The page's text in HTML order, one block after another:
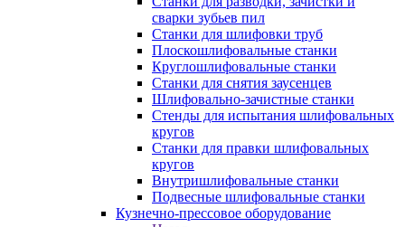
сварки зубьев пил
Станки для шлифовки труб
Плоскошлифовальные станки
Круглошлифовальные станки
Станки для снятия заусенцев
Шлифовально-зачистные станки
Стенды для испытания шлифовальных
кругов
Станки для правки шлифовальных
кругов
Внутришлифовальные станки
Подвесные шлифовальные станки
Кузнечно-прессовое оборудование